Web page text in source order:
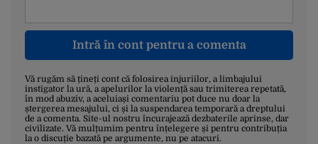
Intră în cont pentru a comenta
Vă rugăm să țineți cont că folosirea injuriilor, a limbajului
instigator la ură, a apelurilor la violență sau trimiterea repetată,
în mod abuziv, a aceluiași comentariu pot duce nu doar la
ștergerea mesajului, ci și la suspendarea temporară a dreptului
de a comenta. Site-ul nostru încurajează dezbaterile aprinse, dar
civilizate. Vă mulțumim pentru înțelegere și pentru contribuția
la o discuție bazată pe argumente, nu pe atacuri.